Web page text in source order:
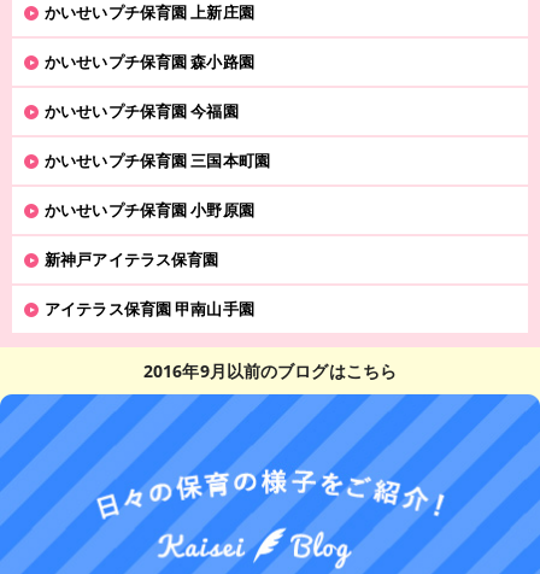
かいせいプチ保育園 上新庄園
かいせいプチ保育園 森小路園
かいせいプチ保育園 今福園
かいせいプチ保育園 三国本町園
かいせいプチ保育園 小野原園
新神戸アイテラス保育園
アイテラス保育園 甲南山手園
2016年9月以前のブログはこちら